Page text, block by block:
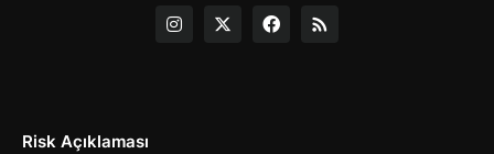
Risk Açıklaması